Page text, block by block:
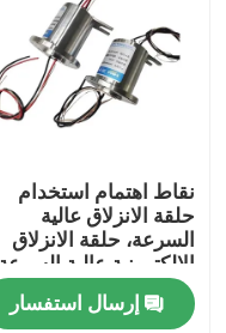
منزل
حول بنا
نقاط اهتمام استخدام
حلقة الانزلاق عالية
السرعة، حلقة الانزلاق
الإلكترونية عالية السرعة
10 دوائر 10A لاختبار
الإطارات الجوية
إرسال استفسار